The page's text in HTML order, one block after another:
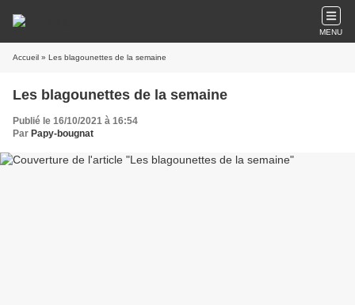
MENU
Accueil » Les blagounettes de la semaine
Les blagounettes de la semaine
Publié le 16/10/2021 à 16:54
Par Papy-bougnat